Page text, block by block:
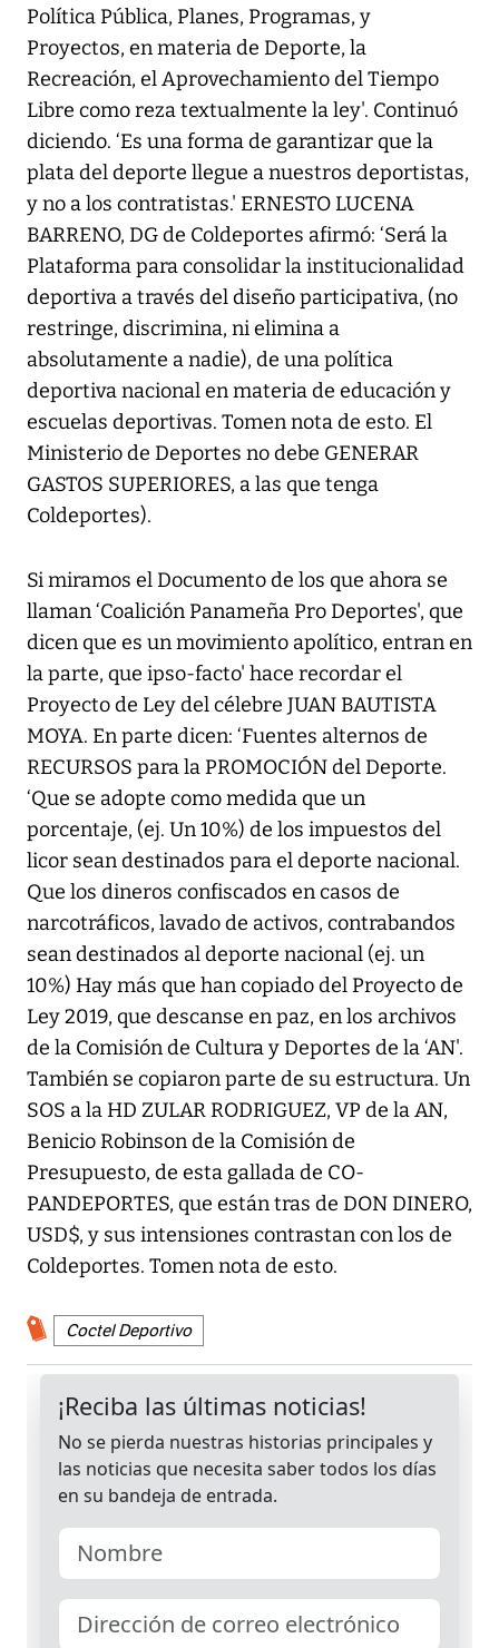
Política Pública, Planes, Programas, y
Proyectos, en materia de Deporte, la
Recreación, el Aprovechamiento del Tiempo
Libre como reza textualmente la ley'. Continuó
diciendo. ‘Es una forma de garantizar que la
plata del deporte llegue a nuestros deportistas,
y no a los contratistas.' ERNESTO LUCENA
BARRENO, DG de Coldeportes afirmó: ‘Será la
Plataforma para consolidar la institucionalidad
deportiva a través del diseño participativa, (no
restringe, discrimina, ni elimina a
absolutamente a nadie), de una política
deportiva nacional en materia de educación y
escuelas deportivas. Tomen nota de esto. El
Ministerio de Deportes no debe GENERAR
GASTOS SUPERIORES, a las que tenga
Coldeportes).
Si miramos el Documento de los que ahora se
llaman ‘Coalición Panameña Pro Deportes', que
dicen que es un movimiento apolítico, entran en
la parte, que ipso-facto' hace recordar el
Proyecto de Ley del célebre JUAN BAUTISTA
MOYA. En parte dicen: ‘Fuentes alternos de
RECURSOS para la PROMOCIÓN del Deporte.
‘Que se adopte como medida que un
porcentaje, (ej. Un 10%) de los impuestos del
licor sean destinados para el deporte nacional.
Que los dineros confiscados en casos de
narcotráficos, lavado de activos, contrabandos
sean destinados al deporte nacional (ej. un
10%) Hay más que han copiado del Proyecto de
Ley 2019, que descanse en paz, en los archivos
de la Comisión de Cultura y Deportes de la ‘AN'.
También se copiaron parte de su estructura. Un
SOS a la HD ZULAR RODRIGUEZ, VP de la AN,
Benicio Robinson de la Comisión de
Presupuesto, de esta gallada de CO-
PANDEPORTES, que están tras de DON DINERO,
USD$, y sus intensiones contrastan con los de
Coldeportes. Tomen nota de esto.
Coctel Deportivo